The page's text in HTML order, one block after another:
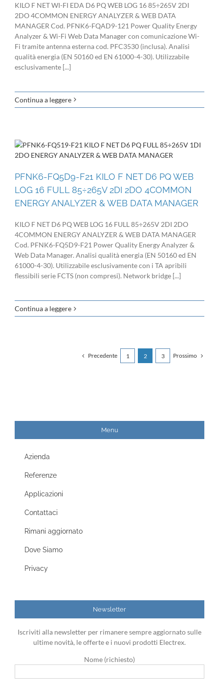
KILO F NET WI-FI EDA D6 PQ WEB LOG 16 85÷265V 2DI
2DO 4COMMON ENERGY ANALYZER & WEB DATA
MANAGER Cod. PFNK6-FQAD9-121 Power Quality Energy
Analyzer & Wi-Fi Web Data Manager con comunicazione Wi-
Fi tramite antenna esterna cod. PFC3530 (inclusa). Analisi
qualità energia (EN 50160 ed EN 61000-4-30). Utilizzabile
esclusivamente [...]
Continua a leggere
PFNK6-FQ5D9-F21 KILO F NET D6 PQ WEB
LOG 16 FULL 85÷265V 2DI 2DO 4COMMON
ENERGY ANALYZER & WEB DATA MANAGER
KILO F NET D6 PQ WEB LOG 16 FULL 85÷265V 2DI 2DO
4COMMON ENERGY ANALYZER & WEB DATA MANAGER
Cod. PFNK6-FQ5D9-F21 Power Quality Energy Analyzer &
Web Data Manager. Analisi qualità energia (EN 50160 ed EN
61000-4-30). Utilizzabile esclusivamente con i TA apribili
flessibili serie FCTS (non compresi). Network bridge [...]
Continua a leggere
Precedente 1 2 3 Prossimo
Menu
Azienda
Referenze
Applicazioni
Contattaci
Rimani aggiornato
Dove Siamo
Privacy
Newsletter
Iscriviti alla newsletter per rimanere sempre aggiornato sulle
ultime novità, le offerte e i nuovi prodotti Electrex.
Nome (richiesto)